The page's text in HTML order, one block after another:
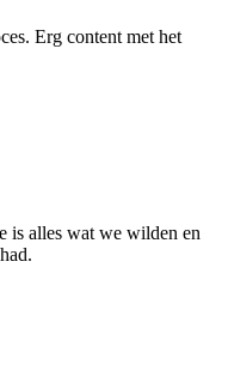
Erg content met het
is alles wat we wilden en